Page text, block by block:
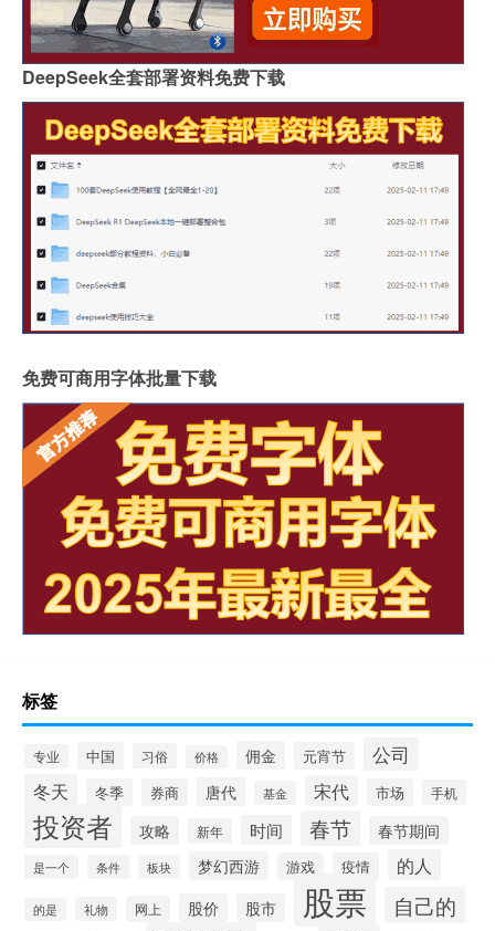
DeepSeek全套部署资料免费下载
免费可商用字体批量下载
标签
专业 中国 习俗 价格 佣金 元宵节
公司
冬天
冬季 券商 唐代 基金 宋代 市场 手机
投资者 攻略 新年 时间 春节 春节期间
是一个 条件 板块 梦幻西游 游戏 疫情 的人
的是 礼物 网上 股价 股市 股票 自己的